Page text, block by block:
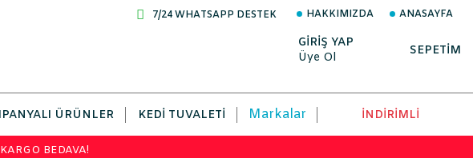
7/24 WHATSAPP DESTEK HAKKIMIZDA ANASAYFA
GİRİŞ YAP
Üye Ol
SEPETİM
ÜRÜNLER KEDI TUVALETI Markalar İNDİRİMLİ
BEDAVA!